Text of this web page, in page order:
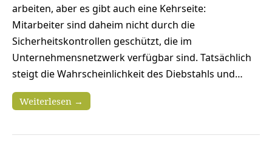
arbeiten, aber es gibt auch eine Kehrseite:
Mitarbeiter sind daheim nicht durch die
Sicherheitskontrollen geschützt, die im
Unternehmensnetzwerk verfügbar sind. Tatsächlich
steigt die Wahrscheinlichkeit des Diebstahls und…
Weiterlesen →